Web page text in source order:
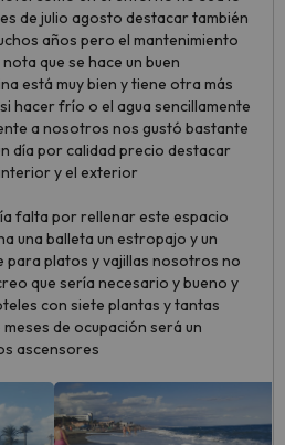
de julio agosto destacar también
años pero el mantenimiento
que se hace un buen
está muy bien y tiene otra más
hacer frío o el agua sencillamente
a nosotros nos gustó bastante
día por calidad precio destacar
y el exterior
falta por rellenar este espacio
una balleta un estropajo y un
para platos y vajillas nosotros no
que sería necesario y bueno y
con siete plantas y tantas
de ocupación será un
ascensores